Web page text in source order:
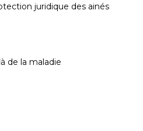
juridique des ainés
de la maladie